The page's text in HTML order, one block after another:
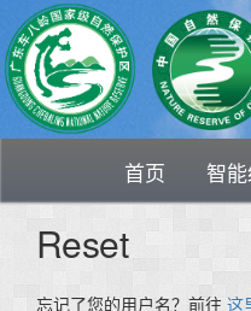
首页 智
Reset
忘记了您的用户名？前往 这